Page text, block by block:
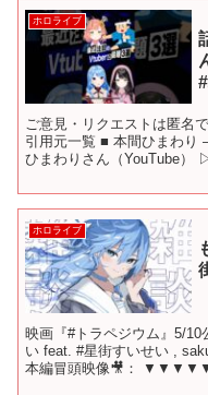
ホロライブ
ご意見・リクエストは匿
引用元一覧 ■ 本間ひまわり
ひまわりさん（YouTube）
ホロライブ
映画『#トラペジウム』5/
い feat. #星街すいせい ,
本編冒頭映像🎥：